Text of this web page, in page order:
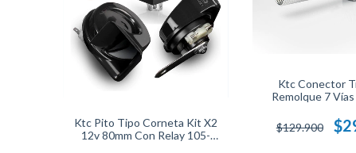
Ktc Pito Tipo Corneta Kit X2
12v 80mm Con Relay 105-
Ktc Conector
Remolque 7
$129.900